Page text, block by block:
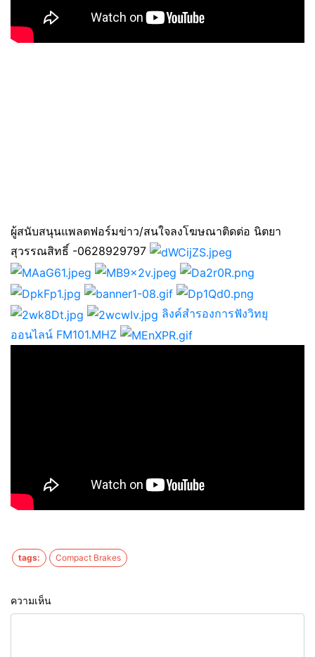
ผู้สนับสนุนแพลตฟอร์มข่าว/สนใจลงโฆษณาติดต่อ นิตยา
สุวรรณสิทธิ์ -0628929797
ลิงค์สำรองการฟังวิทยุ
ออนไลน์ FM101.MHZ
tags: Compact Brakes
ความเห็น